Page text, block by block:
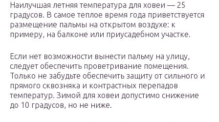
Наилучшая летняя температура для ховеи — 25
градусов. В самое теплое время года приветствуется
размещение пальмы на открытом воздухе: к
примеру, на балконе или приусадебном участке.
Если нет возможности вынести пальму на улицу,
следует обеспечить проветривание помещения.
Только не забудьте обеспечить защиту от сильного и
прямого сквозняка и контрастных перепадов
температур. Зимой для ховеи допустимо снижение
до 10 градусов, но не ниже.